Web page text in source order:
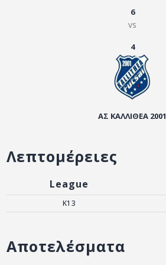
6
vs
4
ΑΣ ΚΑΛΛΙΘΕΑ 2001
Λεπτομέρειες
League
K13
Αποτελέσματα